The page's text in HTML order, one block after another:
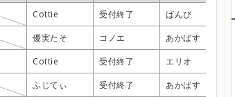
Cottie 受付終了 ばんび
優実たそ コノエ あかばす
Cottie 受付終了 エリオ
ふじてぃ 受付終了 あかばす
Cottie 受付終了 ばんび
優実たそ コノエ あかばす
Cottie 受付終了 エリオ
ふじてぃ 受付終了 あかばす
Cottie 受付終了 ばんび
優実たそ コノエ あかばす
Cottie 受付終了 エリオ
ふじてぃ 受付終了 あかばす
Cottie 受付終了 ばんび
優実たそ コノエ あかばす
Cottie 受付終了 エリオ
ふじてぃ 受付終了 あかばす